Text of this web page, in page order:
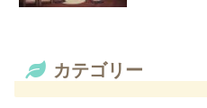
カテゴリー